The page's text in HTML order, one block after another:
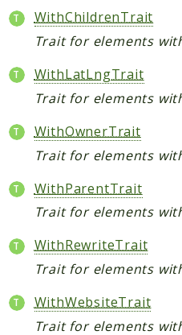
WithChildrenTrait
Trait for elements
WithLatLngTrait
Trait for elements
WithOwnerTrait
Trait for elements
WithParentTrait
Trait for elements
WithRewriteTrait
Trait for elements
WithWebsiteTrait
Trait for elements